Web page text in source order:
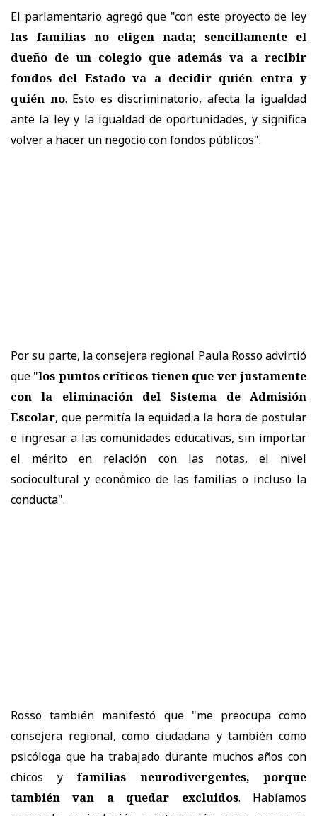
El parlamentario agregó que "con este proyecto de ley
las familias no eligen nada; sencillamente el
dueño de un colegio que además va a recibir
fondos del Estado va a decidir quién entra y
quién no. Esto es discriminatorio, afecta la igualdad
ante la ley y la igualdad de oportunidades, y significa
volver a hacer un negocio con fondos públicos".
Por su parte, la consejera regional Paula Rosso advirtió
que "los puntos críticos tienen que ver justamente
con la eliminación del Sistema de Admisión
Escolar, que permitía la equidad a la hora de postular
e ingresar a las comunidades educativas, sin importar
el mérito en relación con las notas, el nivel
sociocultural y económico de las familias o incluso la
conducta".
Rosso también manifestó que "me preocupa como
consejera regional, como ciudadana y también como
psicóloga que ha trabajado durante muchos años con
chicos yfamilias neurodivergentes, porque
también van a quedar excluidos. Habíamos